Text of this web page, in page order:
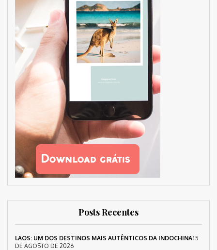
Posts Recentes
LAOS: UM DOS DESTINOS MAIS AUTÊNTICOS DA INDOCHINA! 5
DE AGOSTO DE 2026